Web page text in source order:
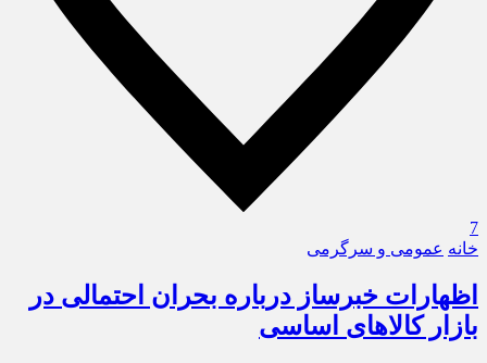
7
خانه عمومی و سرگرمی
اظهارات خبرساز درباره بحران احتمالی در
بازار کالاهای اساسی